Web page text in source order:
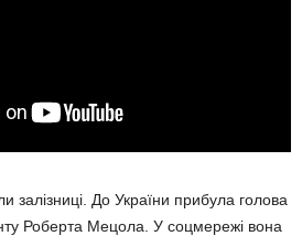
залізниці. До України прибула голова
Роберта Мецола. У соцмережі вона